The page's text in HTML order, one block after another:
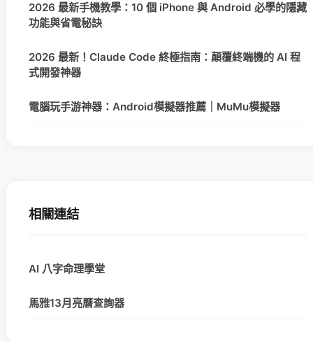
2026 最新手機教學：10 個 iPhone 與 Android 必學的隱藏
功能與省電秘訣
2026 最新！Claude Code 終極指南：顛覆終端機的 AI 程
式開發神器
電腦玩手游神器：Android模擬器推薦｜MuMu模擬器
相關連結
AI 八字命理學堂
馬雅13月亮曆查詢器